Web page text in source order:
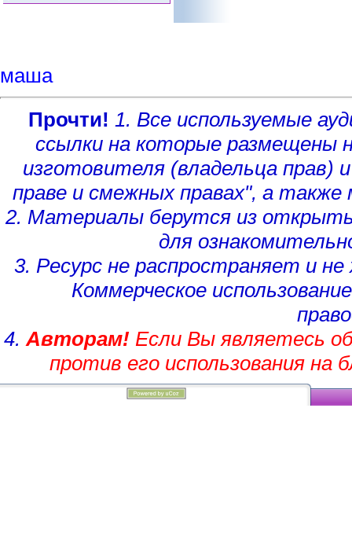
маша
Прочти! 1. Все используемые
ссылки на которые размещены
изготовителя (владельца прав)
праве и смежных правах", а
2. Материалы берутся из
для
3. Ресурс не распространяет и
Коммерческое
4. Авторам!Если Вы являетесь
против его использования на